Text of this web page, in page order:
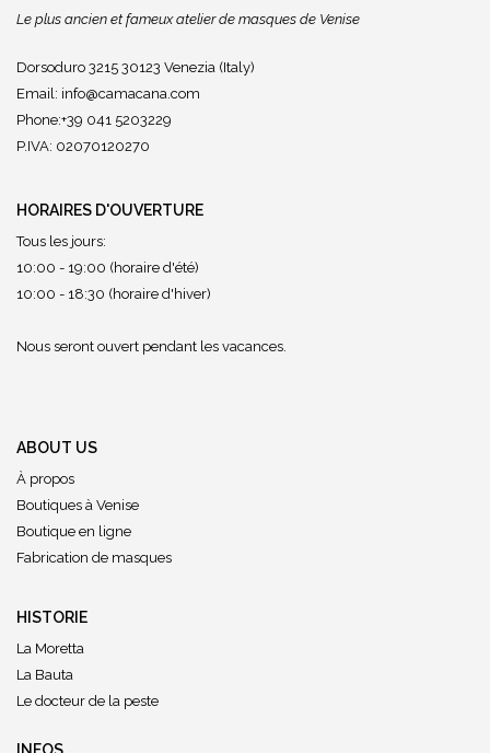
Le plus ancien et fameux atelier de masques de Venise
Dorsoduro 3215 30123 Venezia (Italy)
Email: info@camacana.com
Phone:+39 041 5203229
P.IVA: 02070120270
HORAIRES D'OUVERTURE
Tous les jours:
10:00 - 19:00 (horaire d'été)
10:00 - 18:30 (horaire d'hiver)
Nous seront ouvert pendant les vacances.
ABOUT US
À propos
Boutiques à Venise
Boutique en ligne
Fabrication de masques
HISTORIE
La Moretta
La Bauta
Le docteur de la peste